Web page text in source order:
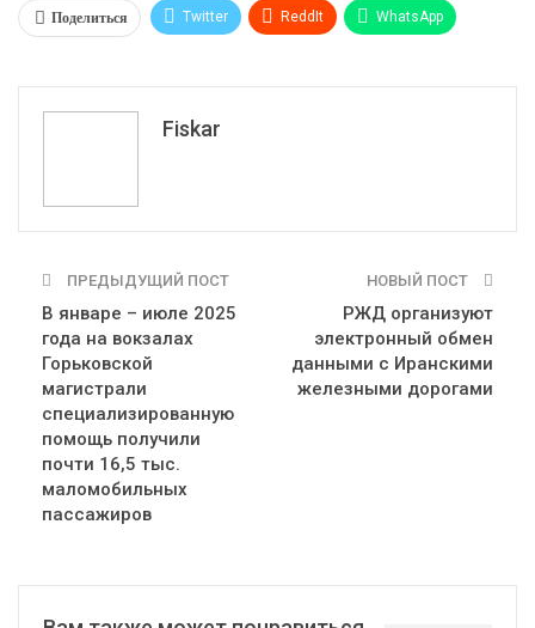
Поделиться Twitter ReddIt WhatsApp
Fiskar
ПРЕДЫДУЩИЙ ПОСТ
В январе – июле 2025
года на вокзалах
Горьковской
магистрали
специализированную
помощь получили
почти 16,5 тыс.
маломобильных
пассажиров
НОВЫЙ ПОСТ
РЖД организуют
электронный обмен
данными с Иранскими
железными дорогами